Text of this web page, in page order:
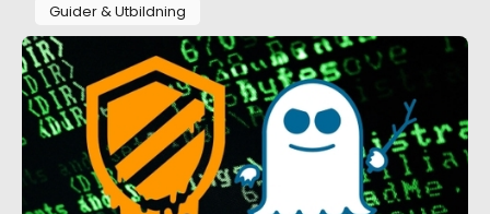
Guider & Utbildning